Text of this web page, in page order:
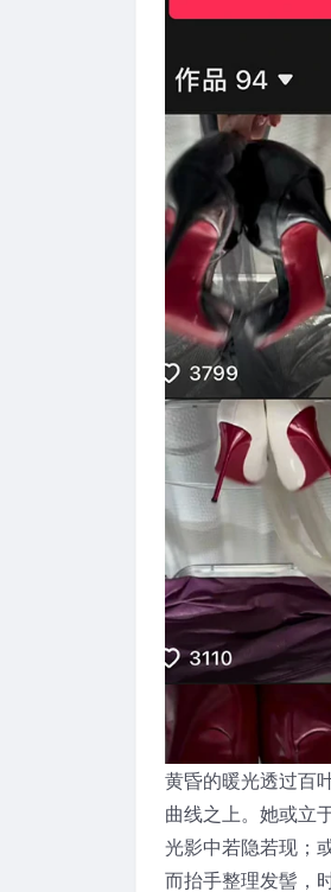
黄昏的暖光透过百
曲线之上。她或立
光影中若隐若现；
而抬手整理发髻，